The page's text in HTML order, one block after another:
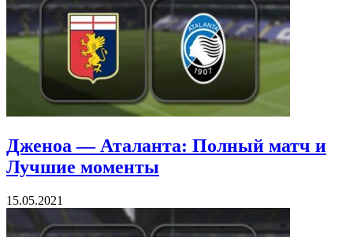
Дженоа — Аталанта: Полный матч и
Лучшие моменты
15.05.2021